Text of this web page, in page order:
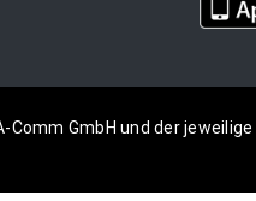
Comm GmbH und der